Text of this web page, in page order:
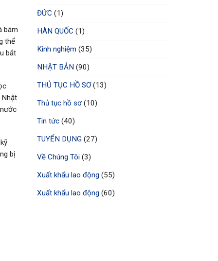
bám
thể
bắt
Nhật
bị
ĐỨC (1)
HÀN QUỐC (1)
Kinh nghiệm (35)
NHẬT BẢN (90)
THỦ TỤC HỒ SƠ(13)
Thủ tục hồ sơ (10)
Tin tức (40)
TUYỂN DỤNG (27)
Về Chúng Tôi (3)
Xuất khẩu lao động (55)
Xuất khẩu lao động (60)